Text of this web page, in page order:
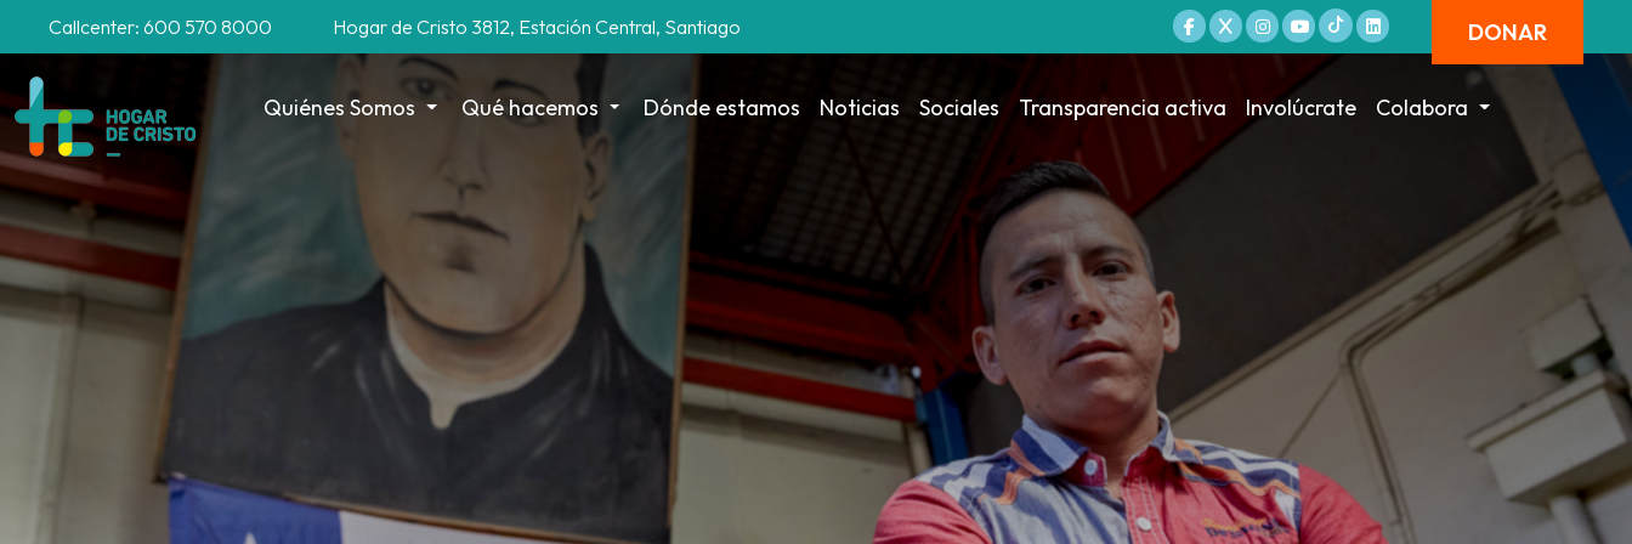
Callcenter: 600 570 8000 Hogar de Cristo 3812, Estación Central, Santiago DONAR
Quiénes Somos Qué hacemos Dónde estamos Noticias Sociales Transparencia activa Involúcrate Colabora